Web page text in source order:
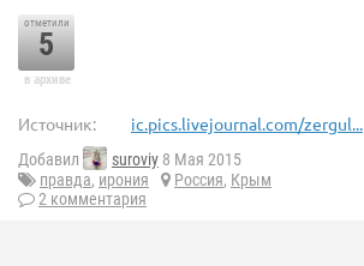
отметили
5
в архиве
Источник: ic.pics.livejournal.com/zergul...
Добавил suroviy 8 Мая 2015
правда, ирония Россия, Крым
2 комментария